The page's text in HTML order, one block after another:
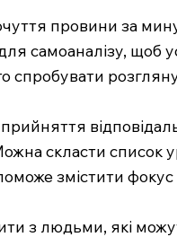
провини за
самоаналізу, щоб
спробувати
скласти список
змістити
з людьми, які